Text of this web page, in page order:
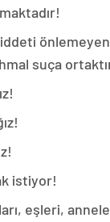
suça
istiyor!
eşleri,